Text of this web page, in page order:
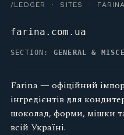
/LEDGER · SITES ·
farina.com.ua
SECTION: GENERAL &
Farina — офіційний
інгредієнтів для
шоколад, форми, мішки
всій Україні.